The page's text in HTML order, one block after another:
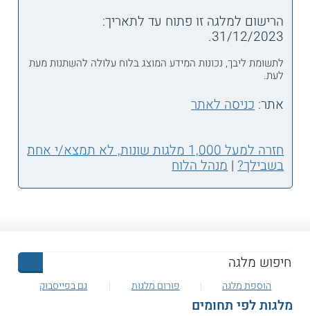
הרישום למלגה זו פתוח עד לתאריך:
31/12/2023.
לתשומת ליבך, נכונות המידע המוצג בלוח עלולה להשתנות מעת
לעת.
אתר:כניסה לאתר
חזרה למעל 1,000 מלגות שונות, לא תמצא/י אחת
בשבילך?|מנהל הלוח
הוספת מלגה פורום מלגות גם בפייסבוק
מלגות לפי תחומים